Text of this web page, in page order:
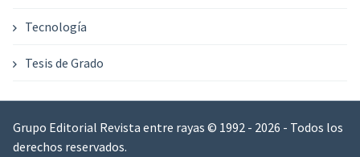
Tecnología
Tesis de Grado
Grupo Editorial Revista entre rayas © 1992 - 2026 - Todos los
derechos reservados.